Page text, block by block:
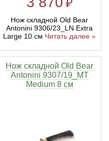
₽
Нож складной Old Bear
Antonini 9306/23_LN Extra
Large 10 см Читать далее »
Нож складной Old Bear
Antonini 9307/19_MT
Medium 8 см